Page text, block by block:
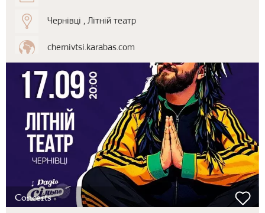
Чернівці , Літній театр
chernivtsi.karabas.com
Concerts